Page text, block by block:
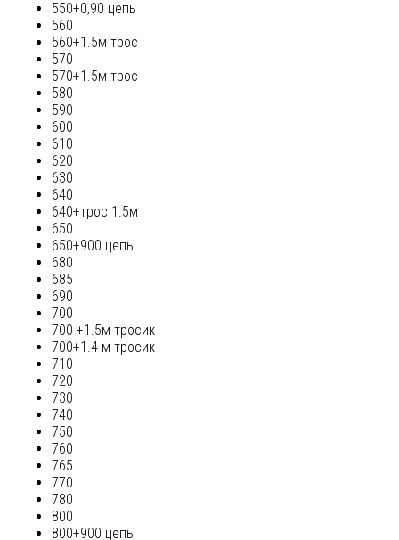
550+0,90 цепь
560
560+1.5м трос
570
570+1.5м трос
580
590
600
610
620
630
640
640+трос 1.5м
650
650+900 цепь
680
685
690
700
700 +1.5м тросик
700+1.4 м тросик
710
720
730
740
750
760
765
770
780
800
800+900 цепь